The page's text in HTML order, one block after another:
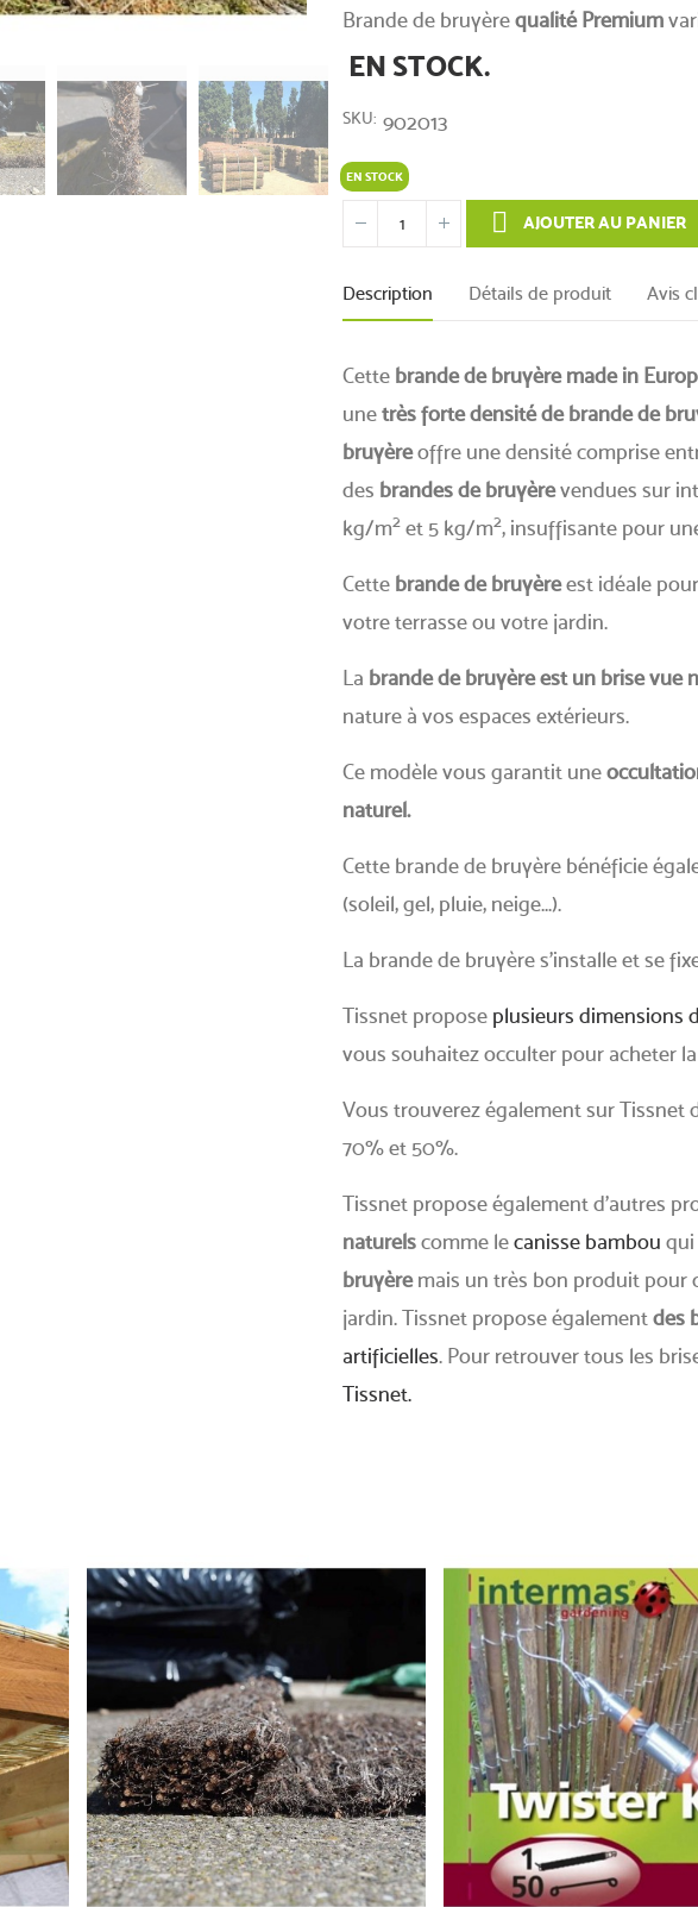
Brande de bruyèrequalité Premium
EN STOCK.
SKU 902013
EN STOCK
AJOUTER AU PANIER
Description Détails de produit Avis
Cette brande de bruyère made in
unetrès forte densité de brande de
bruyèreoffre une densité comprise
des brandes de bruyèrevendues sur
kg/m2 et 5 kg/m2, insuffisante pour
Cette brande de bruyèreest idéale
votre terrasse ou votre jardin.
La brande de bruyère est un brise vue
nature à vos espaces extérieurs.
Ce modèle vous garantit une
naturel.
Cette brande de bruyère bénéficie
(soleil, gel, pluie, neige...).
La brande de bruyère s'installe et se
Tissnet propose plusieurs dimensions
vous souhaitez occulter pour acheter
Vous trouverez également sur Tissnet
70% et 50%.
Tissnet propose également d'autres
naturelscomme lecanisse bambou qui
bruyèremais un très bon produit pour
jardin. Tissnet propose également des
artificielles. Pour retrouver tous les
Tissnet.